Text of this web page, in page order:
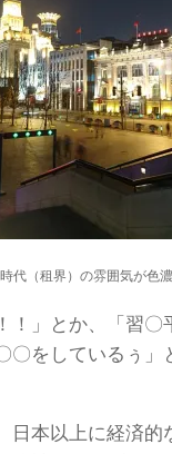
代（租界）の雰囲気が色
！」とか、「習
〇をしているぅ」
日本以上に経済的